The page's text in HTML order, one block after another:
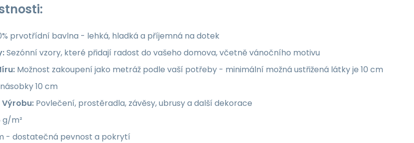
prvotřídní bavlna - lehká, hladká a příjemná na dotek
Sezónní vzory, které přidají radost do vašeho domova, včetně vánočního motivu
Možnost zakoupení jako metráž podle vaší potřeby - minimální možná ustřižená látky je 10 cm
10 cm
Povlečení, prostěradla, závěsy, ubrusy a další dekorace
g/m²
- dostatečná pevnost a pokrytí